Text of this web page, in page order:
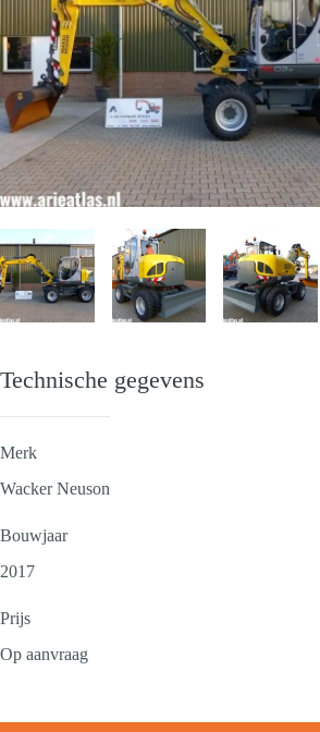
Technische gegevens
Merk
Wacker Neuson
Bouwjaar
2017
Prijs
Op aanvraag